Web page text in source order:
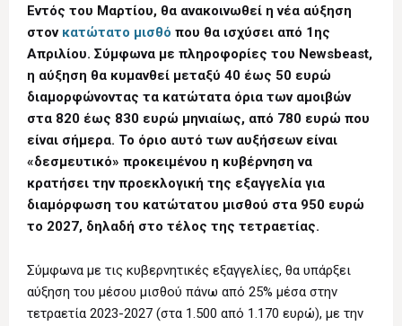
Εντός του Μαρτίου, θα ανακοινωθεί η νέα αύξηση
στον κατώτατο μισθό που θα ισχύσει από 1ης
Απριλίου. Σύμφωνα με πληροφορίες του Newsbeast,
η αύξηση θα κυμανθεί μεταξύ 40 έως 50 ευρώ
διαμορφώνοντας τα κατώτατα όρια των αμοιβών
στα 820 έως 830 ευρώ μηνιαίως, από 780 ευρώ που
είναι σήμερα. Το όριο αυτό των αυξήσεων είναι
«δεσμευτικό» προκειμένου η κυβέρνηση να
κρατήσει την προεκλογική της εξαγγελία για
διαμόρφωση του κατώτατου μισθού στα 950 ευρώ
το 2027, δηλαδή στο τέλος της τετραετίας.
Σύμφωνα με τις κυβερνητικές εξαγγελίες, θα υπάρξει
αύξηση του μέσου μισθού πάνω από 25% μέσα στην
τετραετία 2023-2027 (στα 1.500 από 1.170 ευρώ), με την